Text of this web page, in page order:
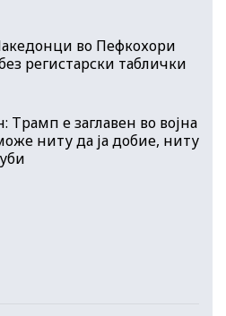
во Пефкохори
регистарски таблички
Трамп е заглавен во војна
ниту да ја добие, ниту